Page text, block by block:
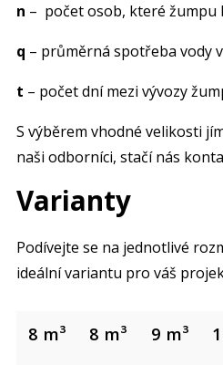
n – počet osob, které žumpu
q – průměrná spotřeba vody
t – počet dní mezi vývozy
S výběrem vhodné velikosti
naši odborníci, stačí nás
Varianty
Podívejte se na jednotlivé
ideální variantu pro váš
8 m³ 8 m³ 9 m³